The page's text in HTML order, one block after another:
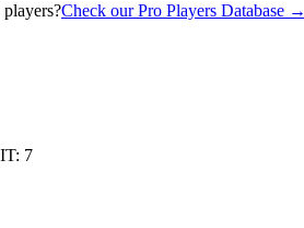
Check our Pro Players Database →
: 7